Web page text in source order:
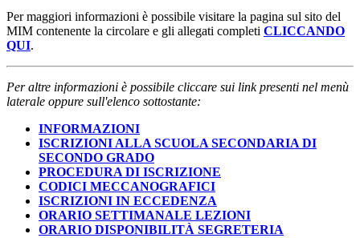
Per maggiori informazioni è possibile visitare la pagina sul sito del
MIM contenente la circolare e gli allegati completi CLICCANDO
QUI.
Per altre informazioni è possibile cliccare sui link presenti nel menù
laterale oppure sull'elenco sottostante:
INFORMAZIONI
ISCRIZIONI ALLA SCUOLA SECONDARIA DI
SECONDO GRADO
PROCEDURA DI ISCRIZIONE
CODICI MECCANOGRAFICI
ISCRIZIONI IN ECCEDENZA
ORARIO SETTIMANALE LEZIONI
ORARIO DISPONIBILITÀ SEGRETERIA